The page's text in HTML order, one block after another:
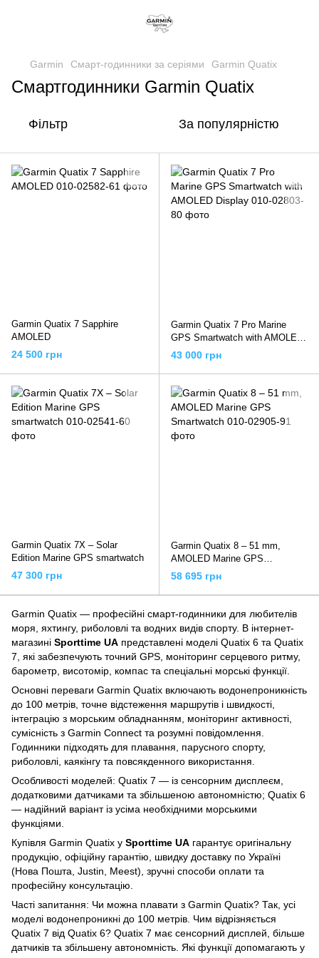
Garmin Смарт-годинники за серіями Garmin Quatix
Смартгодинники Garmin Quatix
Фільтр За популярністю
Garmin Quatix 7 Sapphire
AMOLED
24 500 грн
Garmin Quatix 7 Pro Marine
GPS Smartwatch with AMOLED
Display
43 000 грн
Garmin Quatix 7X – Solar
Edition Marine GPS smartwatch
47 300 грн
Garmin Quatix 8 – 51 mm,
AMOLED Marine GPS
Smartwatch
58 695 грн
Garmin Quatix — професійні смарт-годинники для любителів
моря, яхтингу, риболовлі та водних видів спорту. В інтернет-
магазині Sporttime UA представлені моделі Quatix 6 та Quatix
7, які забезпечують точний GPS, моніторинг серцевого ритму,
барометр, висотомір, компас та спеціальні морські функції.
Основні переваги Garmin Quatix включають водонепроникність
до 100 метрів, точне відстеження маршрутів і швидкості,
інтеграцію з морським обладнанням, моніторинг активності,
сумісність з Garmin Connect та розумні повідомлення.
Годинники підходять для плавання, парусного спорту,
риболовлі, каякінгу та повсякденного використання.
Особливості моделей: Quatix 7 — із сенсорним дисплеєм,
додатковими датчиками та збільшеною автономністю; Quatix 6
— надійний варіант із усіма необхідними морськими
функціями.
Купівля Garmin Quatix у Sporttime UA гарантує оригінальну
продукцію, офіційну гарантію, швидку доставку по Україні
(Нова Пошта, Justin, Meest), зручні способи оплати та
професійну консультацію.
Часті запитання: Чи можна плавати з Garmin Quatix? Так, усі
моделі водонепроникні до 100 метрів. Чим відрізняється
Quatix 7 від Quatix 6? Quatix 7 має сенсорний дисплей, більше
датчиків та збільшену автономність. Які функції допомагають у